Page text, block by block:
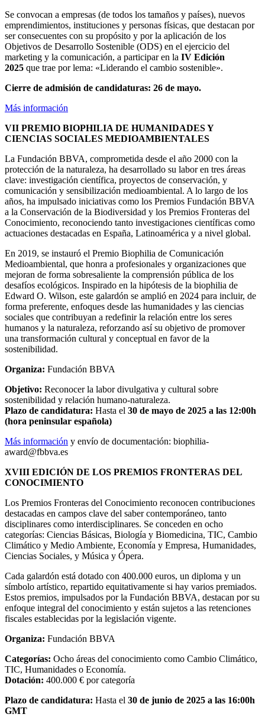
Se convocan a empresas (de todos los tamaños y países), nuevos
emprendimientos, instituciones y personas físicas, que destacan por
ser consecuentes con su propósito y por la aplicación de los
Objetivos de Desarrollo Sostenible (ODS) en el ejercicio del
marketing y la comunicación, a participar en la IV Edición
2025 que trae por lema: «Liderando el cambio sostenible».
Cierre de admisión de candidaturas: 26 de mayo.
Más información
VII PREMIO BIOPHILIA DE HUMANIDADES Y
CIENCIAS SOCIALES MEDIOAMBIENTALES
La Fundación BBVA, comprometida desde el año 2000 con la
protección de la naturaleza, ha desarrollado su labor en tres áreas
clave: investigación científica, proyectos de conservación, y
comunicación y sensibilización medioambiental. A lo largo de los
años, ha impulsado iniciativas como los Premios Fundación BBVA
a la Conservación de la Biodiversidad y los Premios Fronteras del
Conocimiento, reconociendo tanto investigaciones científicas como
actuaciones destacadas en España, Latinoamérica y a nivel global.
En 2019, se instauró el Premio Biophilia de Comunicación
Medioambiental, que honra a profesionales y organizaciones que
mejoran de forma sobresaliente la comprensión pública de los
desafíos ecológicos. Inspirado en la hipótesis de la biophilia de
Edward O. Wilson, este galardón se amplió en 2024 para incluir, de
forma preferente, enfoques desde las humanidades y las ciencias
sociales que contribuyan a redefinir la relación entre los seres
humanos y la naturaleza, reforzando así su objetivo de promover
una transformación cultural y conceptual en favor de la
sostenibilidad.
Organiza: Fundación BBVA
Objetivo: Reconocer la labor divulgativa y cultural sobre
sostenibilidad y relación humano-naturaleza.
Plazo de candidatura: Hasta el 30 de mayo de 2025 a las 12:00h
(hora peninsular española)
Más información y envío de documentación: biophilia-
award@fbbva.es
XVIII EDICIÓN DE LOS PREMIOS FRONTERAS DEL
CONOCIMIENTO
Los Premios Fronteras del Conocimiento reconocen contribuciones
destacadas en campos clave del saber contemporáneo, tanto
disciplinares como interdisciplinares. Se conceden en ocho
categorías: Ciencias Básicas, Biología y Biomedicina, TIC, Cambio
Climático y Medio Ambiente, Economía y Empresa, Humanidades,
Ciencias Sociales, y Música y Ópera.
Cada galardón está dotado con 400.000 euros, un diploma y un
símbolo artístico, repartido equitativamente si hay varios premiados.
Estos premios, impulsados por la Fundación BBVA, destacan por su
enfoque integral del conocimiento y están sujetos a las retenciones
fiscales establecidas por la legislación vigente.
Organiza: Fundación BBVA
Categorías: Ocho áreas del conocimiento como Cambio Climático,
TIC, Humanidades o Economía.
Dotación: 400.000 € por categoría
Plazo de candidatura: Hasta el 30 de junio de 2025 a las 16:00h
GMT